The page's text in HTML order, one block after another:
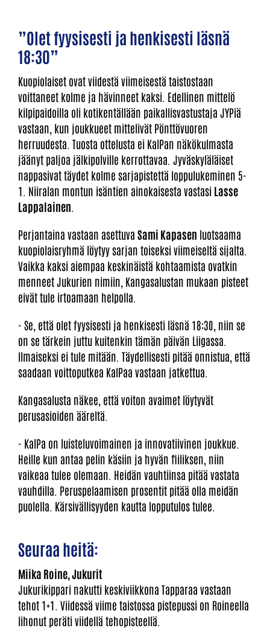
”Olet fyysisesti ja henkisesti läsnä
18:30”
Kuopiolaiset ovat viidestä viimeisestä taistostaan
voittaneet kolme ja hävinneet kaksi. Edellinen mittelö
kilpipaidoilla oli kotikentällään paikallisvastustaja JYPiä
vastaan, kun joukkueet mittelivät Pönttövuoren
herruudesta. Tuosta ottelusta ei KalPan näkökulmasta
jäänyt paljoa jälkipolville kerrottavaa. Jyväskyläläiset
nappasivat täydet kolme sarjapistettä loppulukeminen 5-
1. Niiralan montun isäntien ainokaisesta vastasi Lasse
Lappalainen
Perjantaina vastaan asettuva Sami Kapasen luotsaama
kuopiolaisryhmä löytyy sarjan toiseksi viimeiseltä sijalta.
Vaikka kaksi aiempaa keskinäistä kohtaamista ovatkin
menneet Jukurien nimiin, Kangasalustan mukaan pisteet
eivät tule irtoamaan helpolla.
- Se, että olet fyysisesti ja henkisesti läsnä 18:30, niin se
on se tärkein juttu kuitenkin tämän päivän Liigassa.
Ilmaiseksi ei tule mitään. Täydellisesti pitää onnistua, että
saadaan voittoputkea KalPaa vastaan jatkettua.
Kangasalusta näkee, että voiton avaimet löytyvät
perusasioiden ääreltä.
- KalPa on luisteluvoimainen ja innovatiivinen joukkue.
Heille kun antaa pelin käsiin ja hyvän fiiliksen, niin
vaikeaa tulee olemaan. Heidän vauhtiinsa pitää vastata
vauhdilla. Peruspelaamisen prosentit pitää olla meidän
puolella. Kärsivällisyyden kautta lopputulos tulee.
Seuraa heitä:
Miika Roine, Jukurit
Jukurikippari nakutti keskiviikkona Tapparaa vastaan
tehot 1+1. Viidessä viime taistossa pistepussi on Roineella
lihonut peräti viidellä tehopisteellä.